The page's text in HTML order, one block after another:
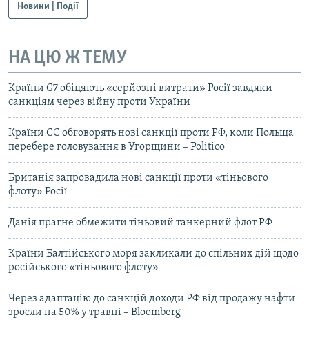
Новини | Події
НА ЦЮ Ж ТЕМУ
Країни G7 обіцяють «серйозні витрати» Росії завдяки
санкціям через війну проти України
Країни ЄС обговорять нові санкції проти РФ, коли Польща
перебере головування в Угорщини – Politico
Британія запровадила нові санкції проти «тіньового
флоту» Росії
Данія прагне обмежити тіньовий танкерний флот РФ
Країни Балтійського моря закликали до спільних дій щодо
російського «тіньового флоту»
Через адаптацію до санкцій доходи РФ від продажу нафти
зросли на 50% у травні – Bloomberg